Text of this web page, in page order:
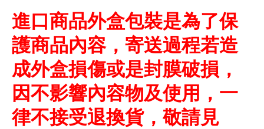
進口商品外盒包裝是為了保
護商品內容，寄送過程若造
成外盒損傷或是封膜破損，
因不影響內容物及使用，一
律不接受退換貨，敬請見